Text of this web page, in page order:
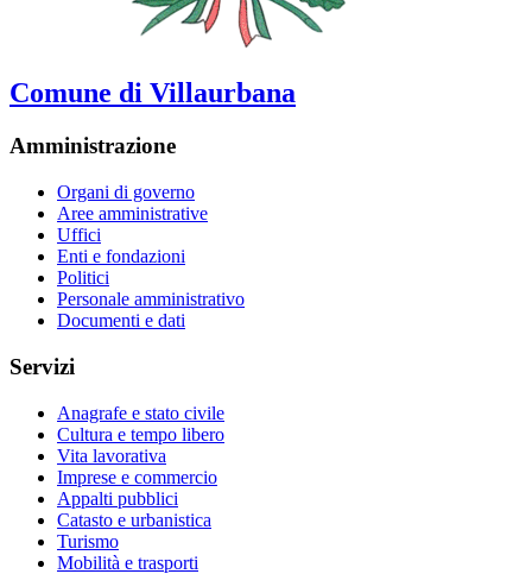
Comune di Villaurbana
Amministrazione
Organi di governo
Aree amministrative
Uffici
Enti e fondazioni
Politici
Personale amministrativo
Documenti e dati
Servizi
Anagrafe e stato civile
Cultura e tempo libero
Vita lavorativa
Imprese e commercio
Appalti pubblici
Catasto e urbanistica
Turismo
Mobilità e trasporti